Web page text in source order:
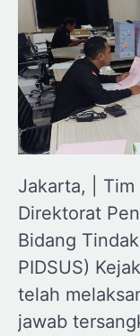
Jakarta, | Tim
Direktorat
Bidang
PIDSUS)
telah
jawab